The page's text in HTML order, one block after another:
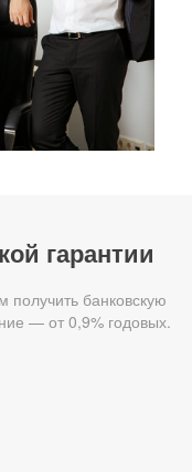
гарантии
банковскую
— от 0,9% годовых.